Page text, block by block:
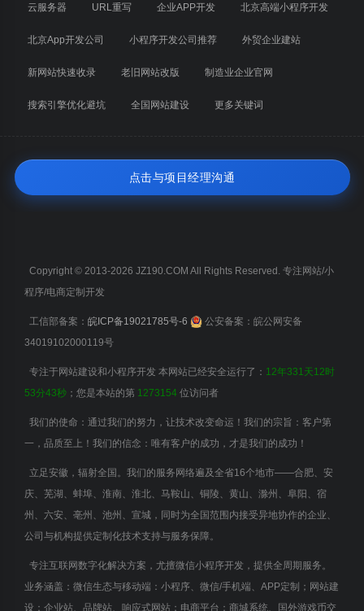
云服务器 URL重写 企业APP开发 北京高端小程序开发
北京App开发公司 小程序开发公司推荐 外贸企业建站
新网站快速收录 老旧网站改版 制造业企业官网
搜索引擎优化避坑 全国网站建设 更多关键词
点击与项目经理沟通
Copyright © 2013-2026 JZ190.COM All Rights Reserved. 专注网站/小
程序/电商定制开发
工信部备案： 皖ICP备19021785号-6
公安备案：皖公网安备
34019102000119号
专注于网站建设和小程序开发 本网站已经安全运行了： 12年331天12时
53分44秒 ；您是本站的第 1273154 位访问者
我们的使命：通过我们的努力，让技术改变命运！我们的宗旨：客户第
一，品质至上！我们的信念：唯有客户的成功，才是我们的成功！
立足安徽，辐射全国。我们的服务网络遍及全省16个地市——合肥、安
庆、芜湖、蚌埠、淮南、淮北、马鞍山、铜陵、黄山、滁州、阜阳、宿
州、六安、亳州、池州、宣城，同时为全国范围内接受异地协作的企业、
公司与机构提供定制化技术支持与服务保障。
专注互联网数字化解决方案，尤擅微信小程序开发，提供全周期服务。
业务涵盖：微信生态与移动端：小程序、微信/手机端、APP定制；网站建
设：企业站、品牌站、响应式网站；电商平台：商城系统、国外游戏币交